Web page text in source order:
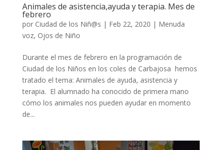
Animales de asistencia,ayuda y terapia. Mes de
febrero
por Ciudad de los Niñ@s | Feb 22, 2020 | Menuda
voz, Ojos de Niño
Durante el mes de febrero en la programación de
Ciudad de los Niños en los coles de Carbajosa hemos
tratado el tema: Animales de ayuda, asistencia y
terapia. El alumnado ha conocido de primera mano
cómo los animales nos pueden ayudar en momento
de...